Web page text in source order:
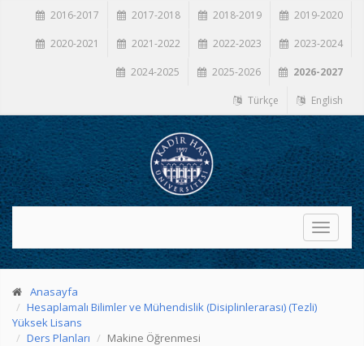
2016-2017 2017-2018 2018-2019 2019-2020
2020-2021 2021-2022 2022-2023 2023-2024
2024-2025 2025-2026 2026-2027
Türkçe English
Toggle
Anasayfa
Hesaplamalı Bilimler ve Mühendislik (Disiplinlerarası) (Tezli)
Yüksek Lisans
Ders Planları
Makine Öğrenmesi